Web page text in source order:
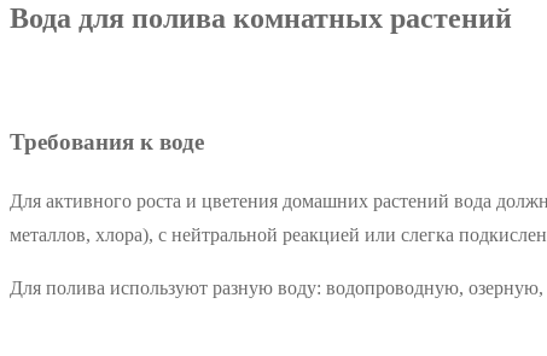
Вода для полива комнатных растений
Требования к воде
Для активного роста и цветения домашних растений вода
металлов, хлора), с нейтральной реакцией или слегка
Для полива используют разную воду: водопроводную,